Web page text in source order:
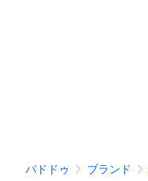
パドドゥ ブランド